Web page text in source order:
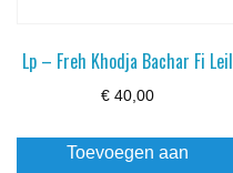
Lp – Freh Khodja Bachar Fi Leil
€ 40,00
Toevoegen aan